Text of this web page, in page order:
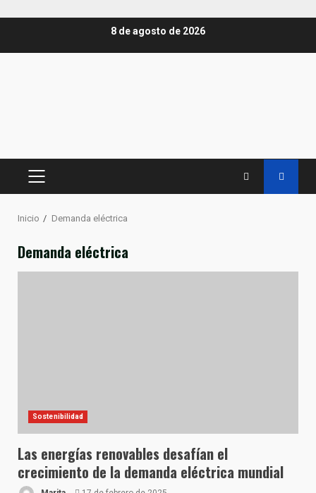
8 de agosto de 2026
MENÚ
Inicio Demanda eléctrica
Demanda eléctrica
Sostenibilidad
Las energías renovables desafían el
crecimiento de la demanda eléctrica mundial